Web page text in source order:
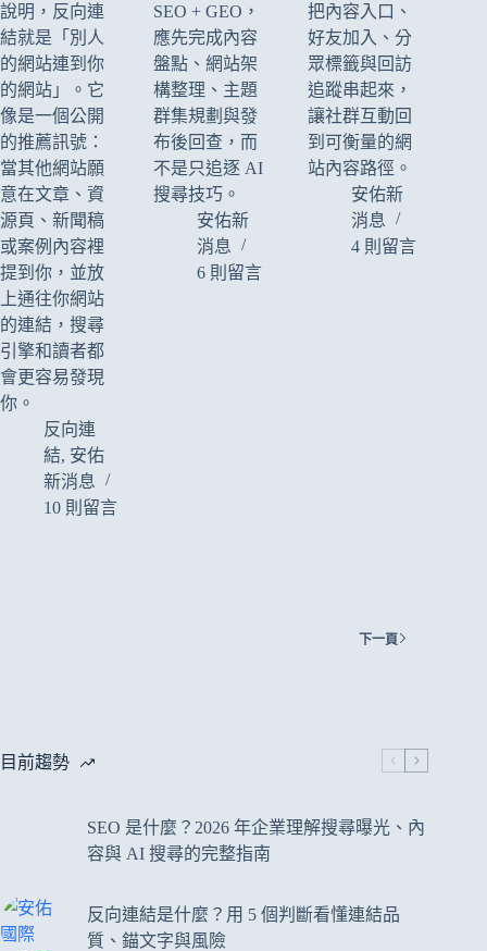
說明，反向連
結就是「別人
的網站連到你
的網站」。它
像是一個公開
的推薦訊號：
當其他網站願
意在文章、資
源頁、新聞稿
或案例內容裡
提到你，並放
上通往你網站
的連結，搜尋
引擎和讀者都
會更容易發現
你。
反向連
結, 安佑
新消息
10 則留言
SEO + GEO，
應先完成內容
盤點、網站架
構整理、主題
群集規劃與發
布後回查，而
不是只追逐 AI
搜尋技巧。
安佑新
消息
6 則留言
把內容入口、
好友加入、分
眾標籤與回訪
追蹤串起來，
讓社群互動回
到可衡量的網
站內容路徑。
安佑新
消息
4 則留言
下一頁
目前趨勢
SEO 是什麼？2026 年企業理解搜尋曝光、內
容與 AI 搜尋的完整指南
反向連結是什麼？用 5 個判斷看懂連結品
質、錨文字與風險